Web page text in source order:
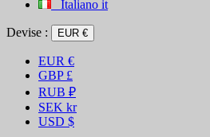
Italiano it
Devise : EUR €
EUR €
GBP £
RUB ₽
SEK kr
USD $